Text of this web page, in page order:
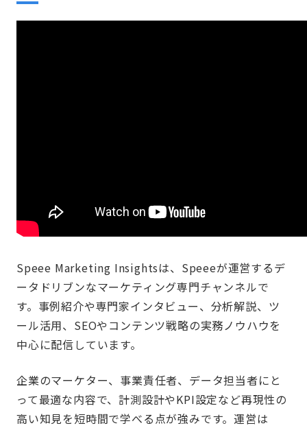
Speee Marketing Insightsは、Speeeが運営するデ
ータドリブンなマーケティング専門チャンネルで
す。事例紹介や専門家インタビュー、分析解説、ツ
ール活用、SEOやコンテンツ戦略の実務ノウハウを
中心に配信しています。
企業のマーケター、事業責任者、データ担当者にと
って最適な内容で、計測設計やKPI設定など再現性の
高い知見を短時間で学べる点が強みです。運営は